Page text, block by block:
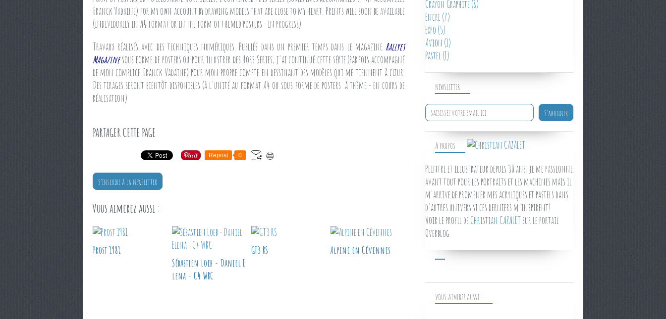
Franck Vadaine) for my own account by drawing models that are close to my heart. Prints will soon be available
(individually in A4 format or in the form of themed posters - in progress)
Travaux réalisés avec des techniques numériques. Publiés dans un premier temps dans le magazine Rallyes
Magazinesous forme de posters ou pour illustrer des Hors Series, j'ai continué cette série (parfois accompagné
de mon complice Franck Vadaine) pour mon propre compte en dessinant des modèles qui me tiennent à cœur.
Des tirages seront bientôt disponibles (à l'unité au format A4 ou sous forme de posters à thème - en cours de
réalisation)
PARTAGER CETTE PAGE
Repost 0
S'inscrire à la newsletter
Vous aimerez aussi :
Prost 1981
Sébastien Loeb - Daniel E
lena - C4 WRC
GT3 RS Alpine en Cévennes
NEWSLETTER
À PROPOS
Peintre et illustrateur depuis 30 ans, je me passionne
avant tout pour les portraits et les machines mais il
m'arrive de promener mes acryliques et pastels dans
d'autres univers si ces derniers m'inspirent!
Voir le profil de Christian CAZALET sur le portail
Overblog
VOUS AIMEREZ AUSSI :
Crayon Graphite (8)
Encre (7)
Expo (5)
Avion (1)
Pastel (1)